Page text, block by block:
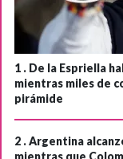
1 . De la Espriella
mientras miles de
pirámide
2 .Argentina